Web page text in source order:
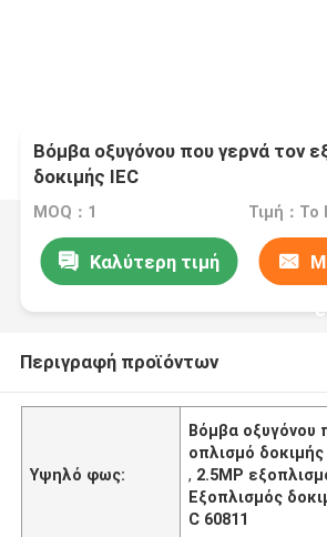
Βόμβα οξυγόνου που γερνά τον
δοκιμής IEC
MOQ：1 Τιμή：To
Καλύτερη τιμή
Περιγραφή προϊόντων
Υψηλό φως:
Βόμβα οξυγόνου
οπλισμό δοκιμής
, 2.5MP
Εξοπλισμός
C 60811